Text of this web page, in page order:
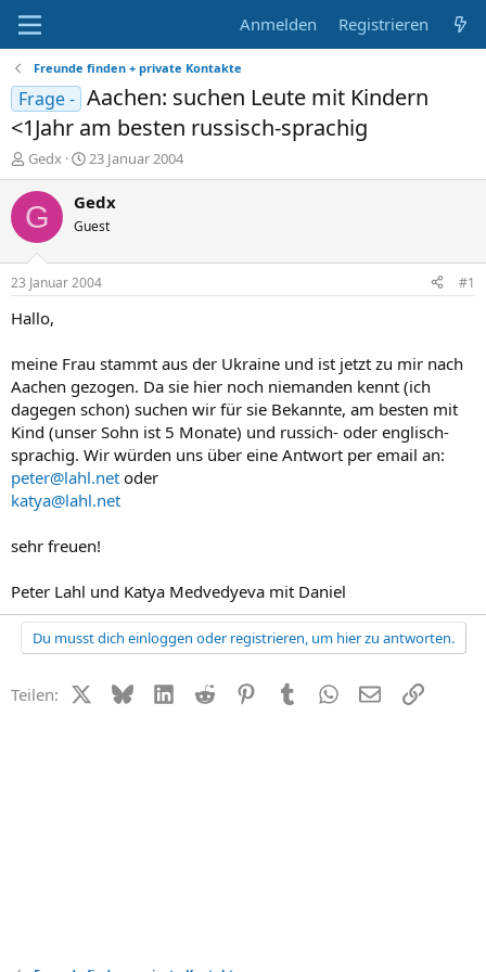
Anmelden Registrieren
Freunde finden + private Kontakte
Frage - Aachen: suchen Leute mit Kindern
<1Jahr am besten russisch-sprachig
E
r
s
t
e
r
Gedx
E
r
s
e
l
t
23 Januar 2004
G Gedx
Guest
23 Januar 2004 #1
Hallo,
meine Frau stammt aus der Ukraine und ist jetzt zu mir nach
Aachen gezogen. Da sie hier noch niemanden kennt (ich
dagegen schon) suchen wir für sie Bekannte, am besten mit
Kind (unser Sohn ist 5 Monate) und russich- oder englisch-
sprachig. Wir würden uns über eine Antwort per email an:
peter@lahl.net oder
katya@lahl.net
sehr freuen!
Peter Lahl und Katya Medvedyeva mit Daniel
Du musst dich einloggen oder registrieren, um hier zu antworten.
Teilen: X (Twitter)
BlueskyLinkedIn
Reddit PinterestTumblr WhatsApp
E-MailLink